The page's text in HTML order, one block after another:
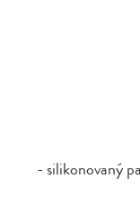
- silikonovaný